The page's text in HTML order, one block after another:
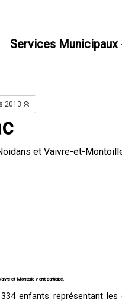
Services Municipaux
2013
et Vaivre-et-
et-Montoille y ont participé.
enfants représentant les